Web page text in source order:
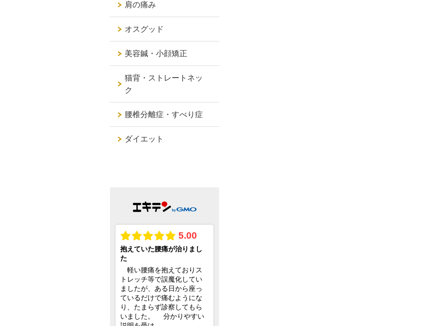
肩の痛み
オスグッド
美容鍼・小顔矯正
猫背・ストレートネッ
ク
腰椎分離症・すべり症
ダイエット